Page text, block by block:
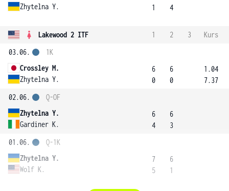
Zhytelna Y.
1
4
Lakewood 2 ITF 1 2 3
Kurs
03.06.
Crossley M.
Zhytelna Y.
1K
6
0
6
0
1.04
7.37
02.06.
Zhytelna Y.
Gardiner K.
Q-OF
6
4
6
3
01.06.
Zhytelna Y.
Wolf K.
Q-1K
7
5
6
1